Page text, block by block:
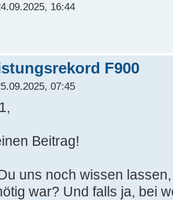
16:44
F900
07:45
Beitrag!
uns noch wissen
war? Und falls ja, bei